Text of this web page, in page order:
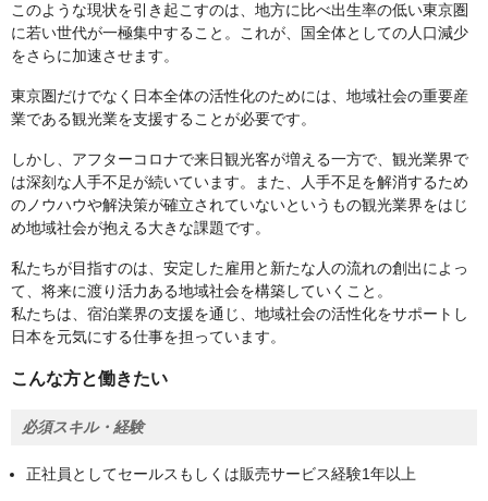
このような現状を引き起こすのは、地方に比べ出生率の低い東京圏
に若い世代が一極集中すること。これが、国全体としての人口減少
をさらに加速させます。
東京圏だけでなく日本全体の活性化のためには、地域社会の重要産
業である観光業を支援することが必要です。
しかし、アフターコロナで来日観光客が増える一方で、観光業界で
は深刻な人手不足が続いています。また、人手不足を解消するため
のノウハウや解決策が確立されていないというもの観光業界をはじ
め地域社会が抱える大きな課題です。
私たちが目指すのは、安定した雇用と新たな人の流れの創出によっ
て、将来に渡り活力ある地域社会を構築していくこと。
私たちは、宿泊業界の支援を通じ、地域社会の活性化をサポートし
日本を元気にする仕事を担っています。
こんな方と働きたい
必須スキル・経験
正社員としてセールスもしくは販売サービス経験1年以上